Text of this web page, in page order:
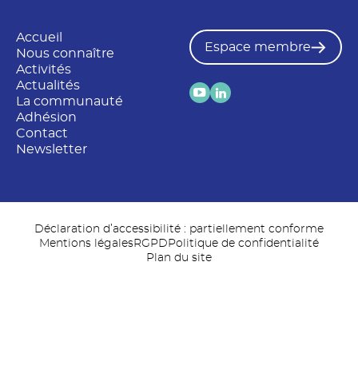
Accueil
Nous connaître
Activités
Actualités
La communauté
Adhésion
Contact
Newsletter
Espace membre
Déclaration d’accessibilité : partiellement conforme
Mentions légalesRGPD Politique de confidentialité
Plan du site